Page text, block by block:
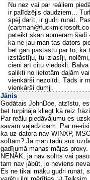
Nu nez vai par reāliem
ir palīdzējis daudziem...
spēj darīt, ir gudri runāt.
pateikt skan apmēram
ka ne jau man tas dators
bet gan pastāstu par to,
izstāstīju, tu izlasīji,
cieni arī citu viedokli.
salikti no lietotām daļām
vienkārši nezolīdi. Tāds ir
vienkārši dumji.
Jānis
Godātais JohnDoe, atzīstu,
bet turpināja kliegt kā reiz
Par reālu piedāvājumu es
savām vajadzībām. Par ne-
ka uz datora nav WINXP,
softam? Ja man tādu sux
gadījumā manas mājas
NENĀK, ja nav solīts vai
tam nav jābūt, jo neviens
Es ne tikai māku gudri runāt,